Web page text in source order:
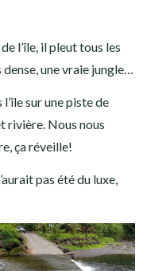
l’île, il pleut tous les
une vraie jungle…
sur une piste de
rivière. Nous nous
ça réveille!
pas été du luxe,